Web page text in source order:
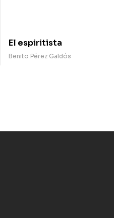
El espiritista
Benito Pérez Galdós